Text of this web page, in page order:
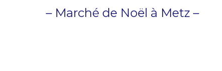
– Marché de Noël à Metz –